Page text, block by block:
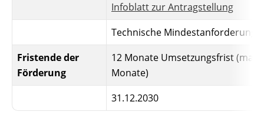
Infoblatt zur Antragstellung
Technische
Fristende der
Förderung
12 Monate Umsetzungsfrist (max.
Monate)
31.12.2030